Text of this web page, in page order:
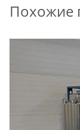
Похожие